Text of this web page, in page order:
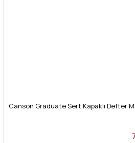
Canson Graduate Sert Kapaklı Defter